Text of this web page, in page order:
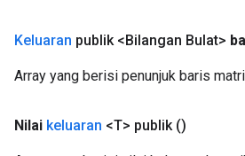
Keluaran publik <Bilangan Bulat>
Array yang berisi penunjuk baris
Nilai keluaran <T> publik ()